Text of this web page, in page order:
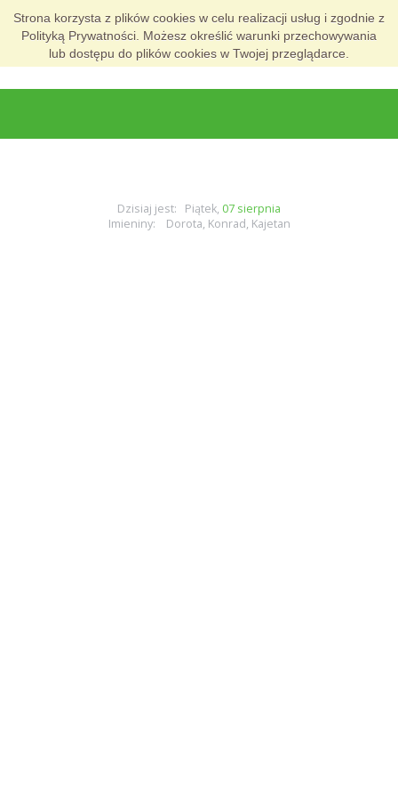
Strona korzysta z plików cookies w celu realizacji usług i zgodnie z
Polityką Prywatności. Możesz określić warunki przechowywania
lub dostępu do plików cookies w Twojej przeglądarce.
Dzisiaj jest: Piątek, 07 sierpnia
Imieniny: Dorota, Konrad, Kajetan